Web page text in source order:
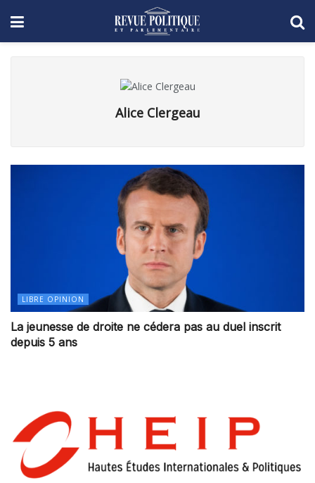
Alice Clergeau
LIBRE OPINION
La jeunesse de droite ne cédera pas au duel inscrit
depuis 5 ans